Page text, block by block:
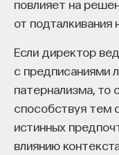
повлияет на
от подталкивания
Если директор
с предписаниями
патернализма, то
способствуя тем
истинных
влиянию